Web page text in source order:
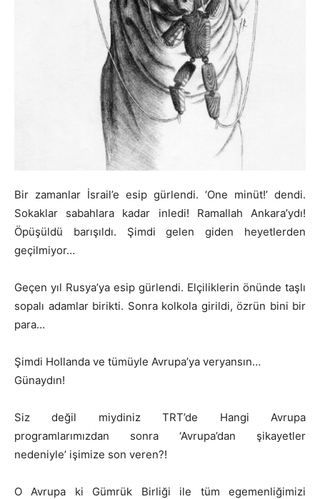
Bir zamanlar İsrail’e esip gürlendi. ‘One minüt!’ dendi.
Sokaklar sabahlara kadar inledi! Ramallah Ankara’ydı!
Öpüşüldü barışıldı. Şimdi gelen giden heyetlerden
geçilmiyor…
Geçen yıl Rusya’ya esip gürlendi. Elçiliklerin önünde taşlı
sopalı adamlar birikti. Sonra kolkola girildi, özrün bini bir
para…
Şimdi Hollanda ve tümüyle Avrupa’ya veryansın…
Günaydın!
Siz değil miydiniz TRT’de Hangi Avrupa
programlarımızdan sonra ‘Avrupa’dan şikayetler
nedeniyle’ işimize son veren?!
O Avrupa ki Gümrük Birliği ile tüm egemenliğimizi